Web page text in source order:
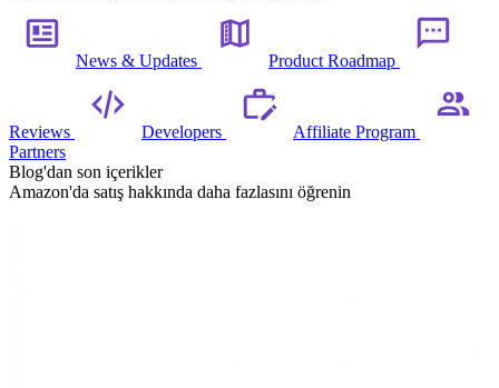
News & Updates Product Roadmap
Reviews Developers
Affiliate Program
Partners
Blog'dan son içerikler
Amazon'da satış hakkında daha fazlasını öğrenin